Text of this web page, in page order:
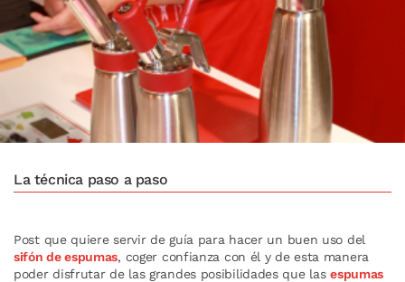
La técnica paso a paso
Post que quiere servir de guía para hacer un buen uso del
sifón de espumas, coger confianza con él y de esta manera
poder disfrutar de las grandes posibilidades que lasespumas